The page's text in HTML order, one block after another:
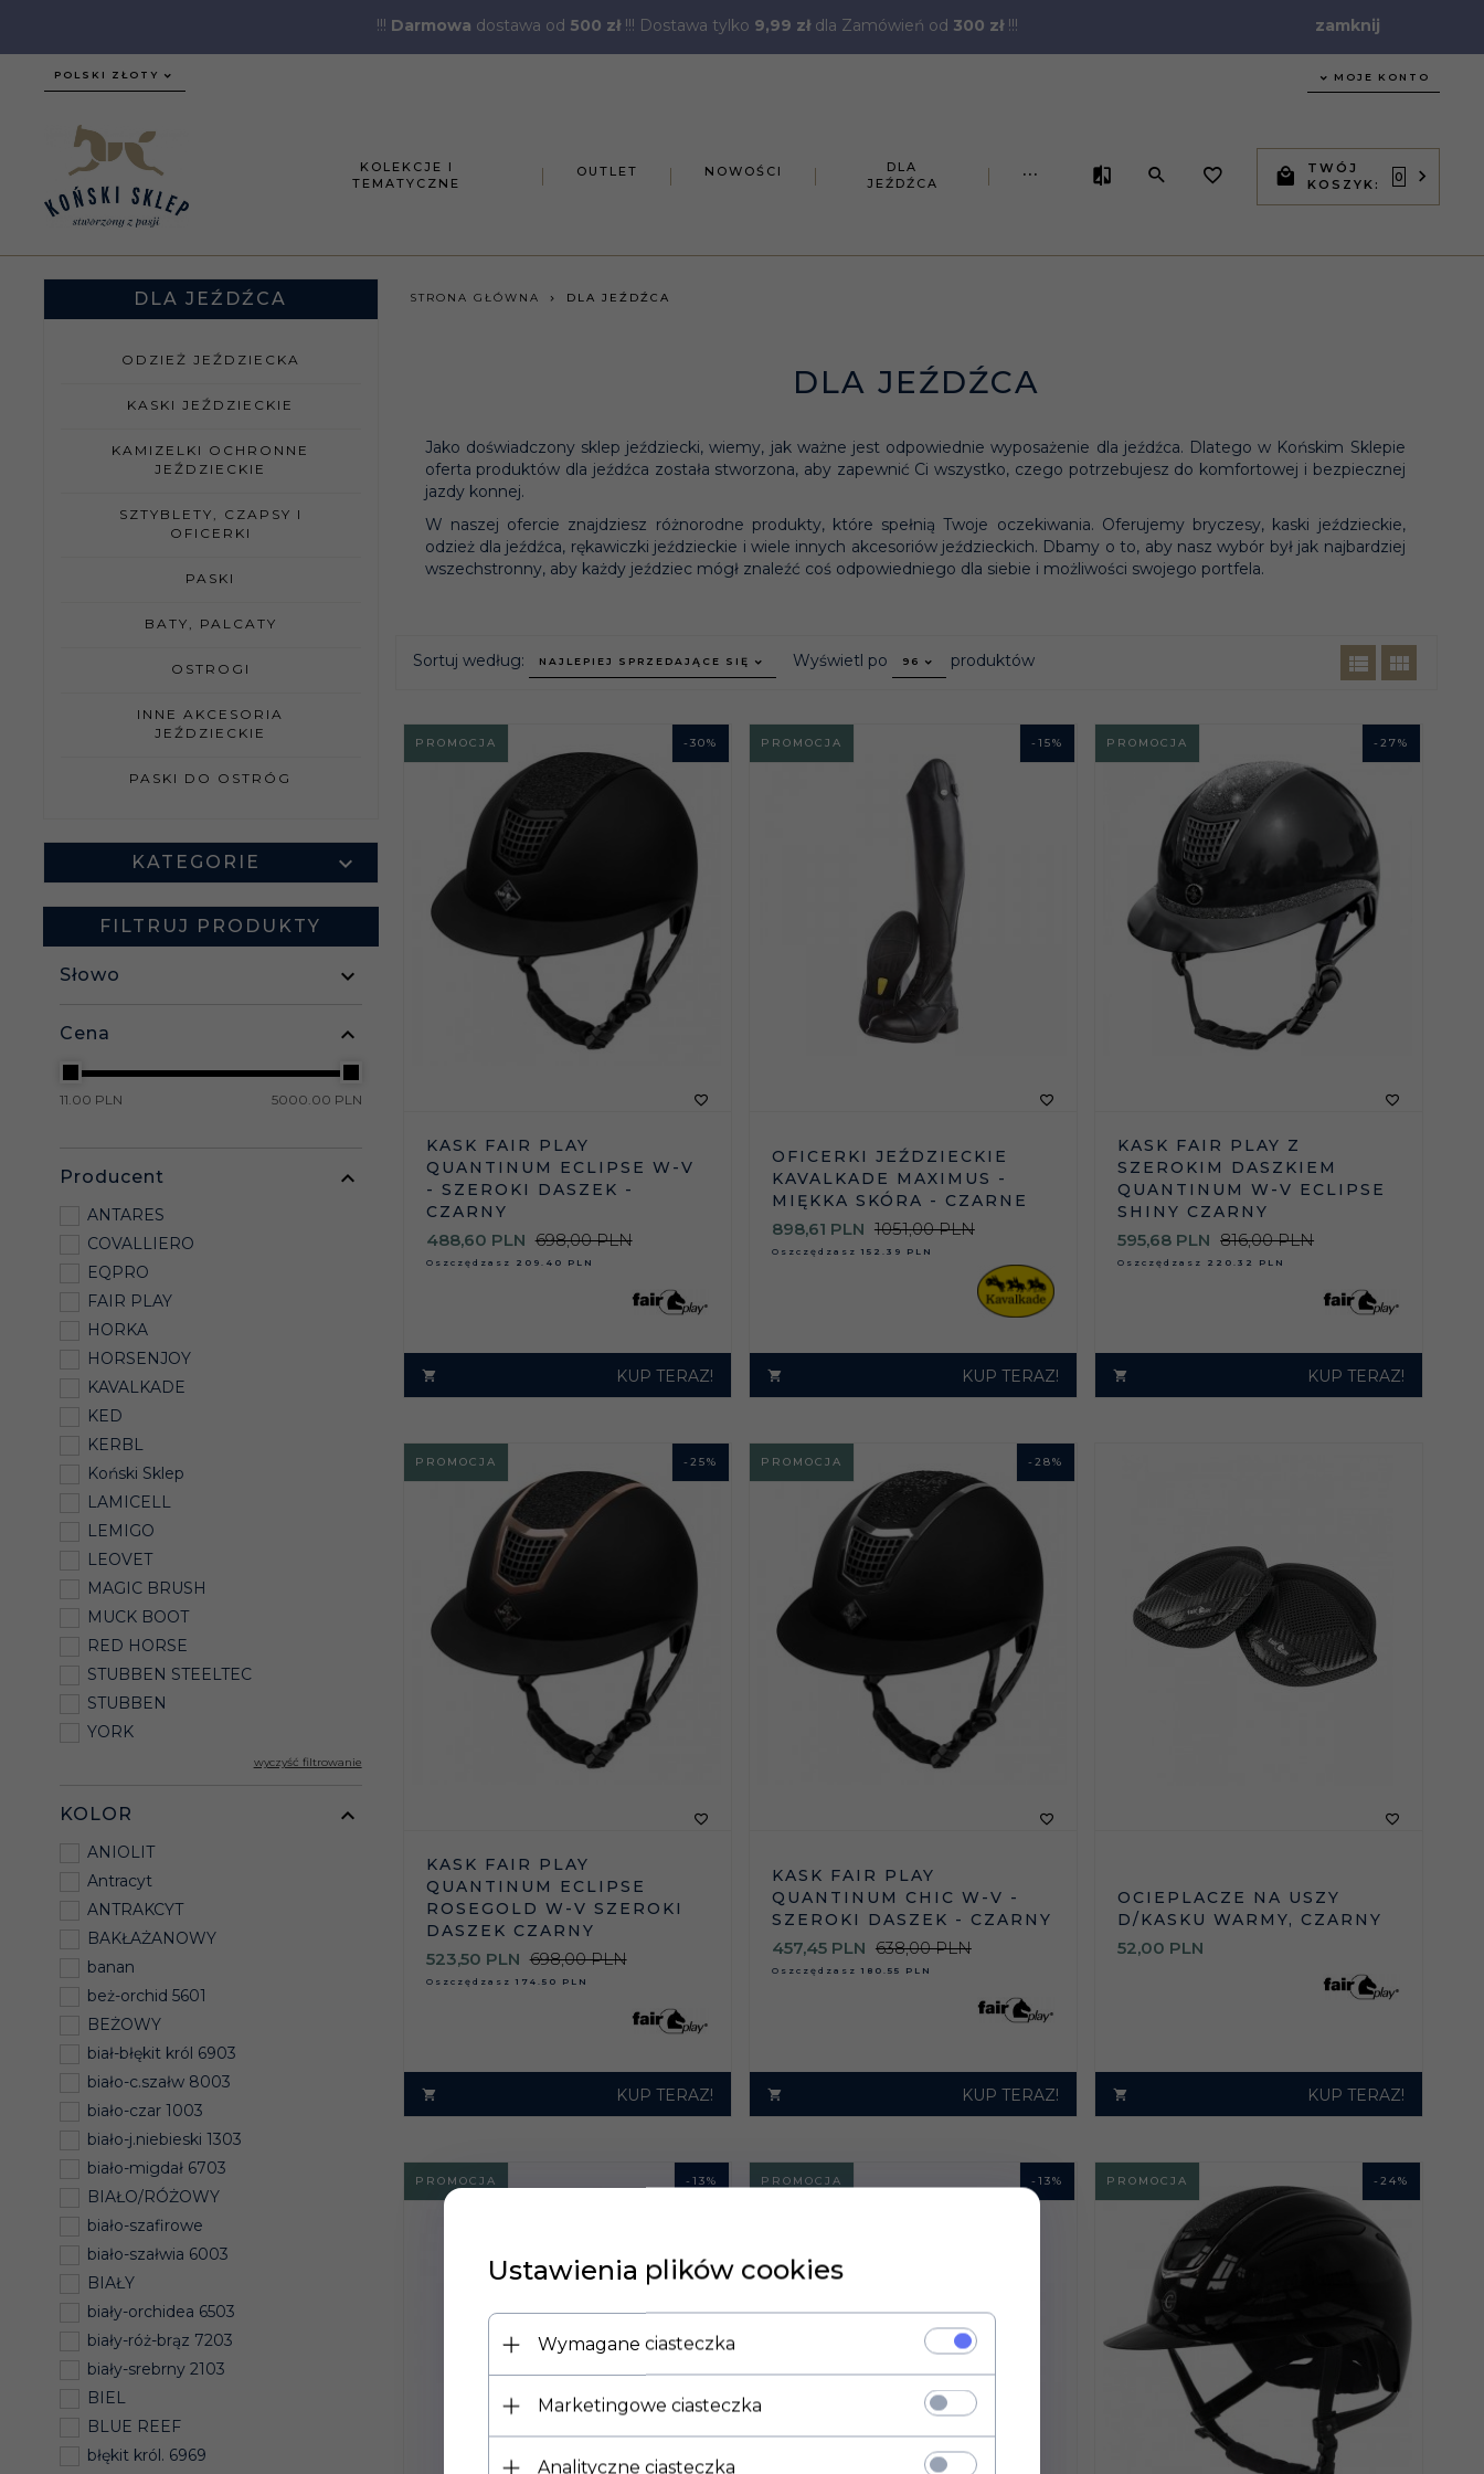
!!! Darmowa dostawa od 500 zł!!! Dostawa tylko 9,99 złdla Zamówień od 300 zł!!! zamknij
currency_h
POLSKI ZŁOTY MOJE KONTO
KOLEKCJE I
TEMATYCZNE
OUTLET NOWOŚCI
DLA
JEŹDŹCA
...
TWÓJ
KOSZYK:
0
DLA JEŹDŹCA
ODZIEŻ JEŹDZIECKA
KASKI JEŹDZIECKIE
KAMIZELKI OCHRONNE
JEŹDZIECKIE
SZTYBLETY, CZAPSY I
OFICERKI
PASKI
BATY, PALCATY
OSTROGI
INNE AKCESORIA
JEŹDZIECKIE
PASKI DO OSTRÓG
KATEGORIE
FILTRUJ PRODUKTY
Słowo
Cena
11.00 PLN 5000.00 PLN
Producent
ANTARES
COVALLIERO
EQPRO
FAIR PLAY
HORKA
HORSENJOY
KAVALKADE
KED
KERBL
Koński Sklep
LAMICELL
LEMIGO
LEOVET
MAGIC BRUSH
MUCK BOOT
RED HORSE
STUBBEN STEELTEC
STUBBEN
YORK
wyczyść filtrowanie
KOLOR
ANIOLIT
Antracyt
ANTRAKCYT
BAKŁAŻANOWY
banan
beż-orchid 5601
BEŻOWY
biał-błękit król 6903
biało-c.szałw 8003
biało-czar 1003
biało-j.niebieski 1303
biało-migdał 6703
BIAŁO/RÓŻOWY
biało-szafirowe
biało-szałwia 6003
BIAŁY
biały-orchidea 6503
biały-róż-brąz 7203
biały-srebrny 2103
BIEL
BLUE REEF
błękit król. 6969
STRONA GŁÓWNA DLA JEŹDŹCA
DLA JEŹDŹCA
Jako doświadczony sklep jeździecki, wiemy, jak ważne jest odpowiednie wyposażenie dla jeźdźca. Dlatego w Końskim Sklepie
oferta produktów dla jeźdźca została stworzona, aby zapewnić Ci wszystko, czego potrzebujesz do komfortowej i bezpiecznej
jazdy konnej.
W naszej ofercie znajdziesz różnorodne produkty, które spełnią Twoje oczekiwania. Oferujemy bryczesy, kaski jeździeckie,
odzież dla jeźdźca, rękawiczki jeździeckie i wiele innych akcesoriów jeździeckich. Dbamy o to, aby nasz wybór był jak najbardziej
wszechstronny, aby każdy jeździec mógł znaleźć coś odpowiedniego dla siebie i możliwości swojego portfela.
Sortuj według: sort
NAJLEPIEJ SPRZEDAJĄCE SIĘ Wyświetl po pop
96 produktów
- 30%
PROMOCJA
KASK FAIR PLAY
QUANTINUM ECLIPSE W-V
- SZEROKI DASZEK -
CZARNY
488,60 PLN 698,00 PLN
Oszczędzasz 209.40 PLN
KUP TERAZ!
-15%
PROMOCJA
OFICERKI JEŹDZIECKIE
KAVALKADE MAXIMUS -
MIĘKKA SKÓRA - CZARNE
898,61 PLN 1051,00 PLN
Oszczędzasz 152.39 PLN
KUP TERAZ!
-27%
PROMOCJA
KASK FAIR PLAY Z
SZEROKIM DASZKIEM
QUANTINUM W-V ECLIPSE
SHINY CZARNY
595,68 PLN 816,00 PLN
Oszczędzasz 220.32 PLN
KUP TERAZ!
- 25%
PROMOCJA
KASK FAIR PLAY
QUANTINUM ECLIPSE
ROSEGOLD W-V SZEROKI
DASZEK CZARNY
523,50 PLN 698,00 PLN
Oszczędzasz 174.50 PLN
KUP TERAZ!
-28%
PROMOCJA
KASK FAIR PLAY
QUANTINUM CHIC W-V -
SZEROKI DASZEK - CZARNY
457,45 PLN 638,00 PLN
Oszczędzasz 180.55 PLN
KUP TERAZ!
OCIEPLACZE NA USZY
D/KASKU WARMY, CZARNY
52,00 PLN
KUP TERAZ!
- 13%
PROMOCJA -13%
PROMOCJA -24%
PROMOCJA
Ustawienia plików cookies
Wymagane ciasteczka
Marketingowe ciasteczka
Analityczne ciasteczka